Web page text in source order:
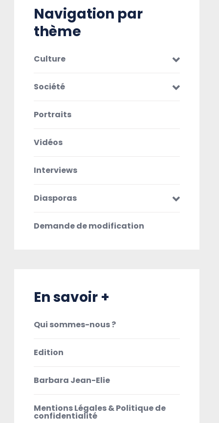
Navigation par
thème
Culture
Société
Portraits
Vidéos
Interviews
Diasporas
Demande de modification
En savoir +
Qui sommes-nous ?
Edition
Barbara Jean-Elie
Mentions Légales & Politique de
confidentialité